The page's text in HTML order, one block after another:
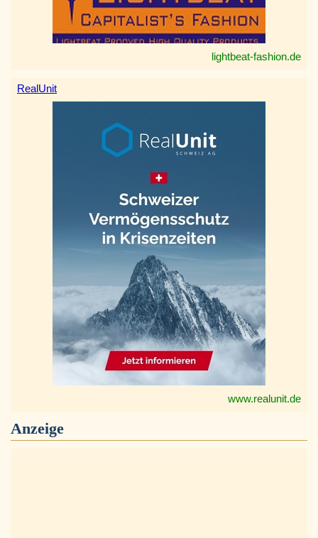
lightbeat-fashion.de
RealUnit
www.realunit.de
Anzeige